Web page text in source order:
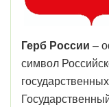
Герб России –
символ